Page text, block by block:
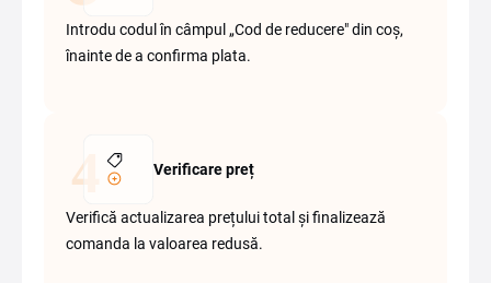
Introdu codul în câmpul „Cod de reducere" din coș,
înainte de a confirma plata.
Verificare preț
Verifică actualizarea prețului total și finalizează
comanda la valoarea redusă.